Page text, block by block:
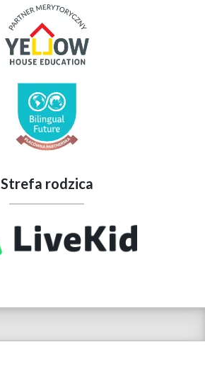
Strefa rodzica